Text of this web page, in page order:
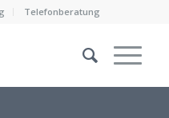
Telefonberatung